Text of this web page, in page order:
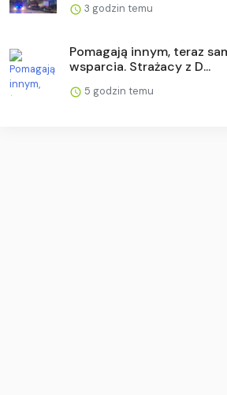
3 godzin temu
Pomagają innym, teraz
wsparcia. Strażacy z D...
5 godzin temu